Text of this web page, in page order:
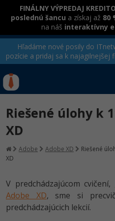
FINÁLNY VÝPREDAJ
poslednú šancu a získaj až 80
na náš interaktívny
Hľadáme nové posily do
pozície a pridaj sa k najagilnejšej
Rekvalifikačné kurzy
Kurzy programovania
Java -80%
C# .NET -80%
Testovanie softvéru
Marketing -30%
Kurzy dizajnu
HTML/CSS -80%
Prihlásiť sa|Registrovať
Riešené úlohy k
XD
Adobe Adobe XD
Riešené
XD
V predchádzajúcom cvičení,
Adobe XD, sme si
predchádzajúcich lekcií.